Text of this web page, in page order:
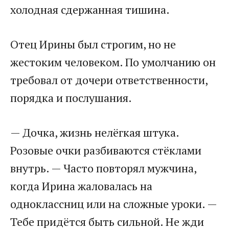
холодная сдержанная тишина.​
​Отец Ирины был строгим, но не
жестоким человеком. По умолчанию он
требовал от дочери ответственности,
порядка и послушания.​
​— Дочка, жизнь нелёгкая штука.
Розовые очки разбиваются стёклами
внутрь. — Часто повторял мужчина,
когда Ирина жаловалась на
одноклассниц или на сложные уроки. —
Тебе придётся быть сильной. Не жди